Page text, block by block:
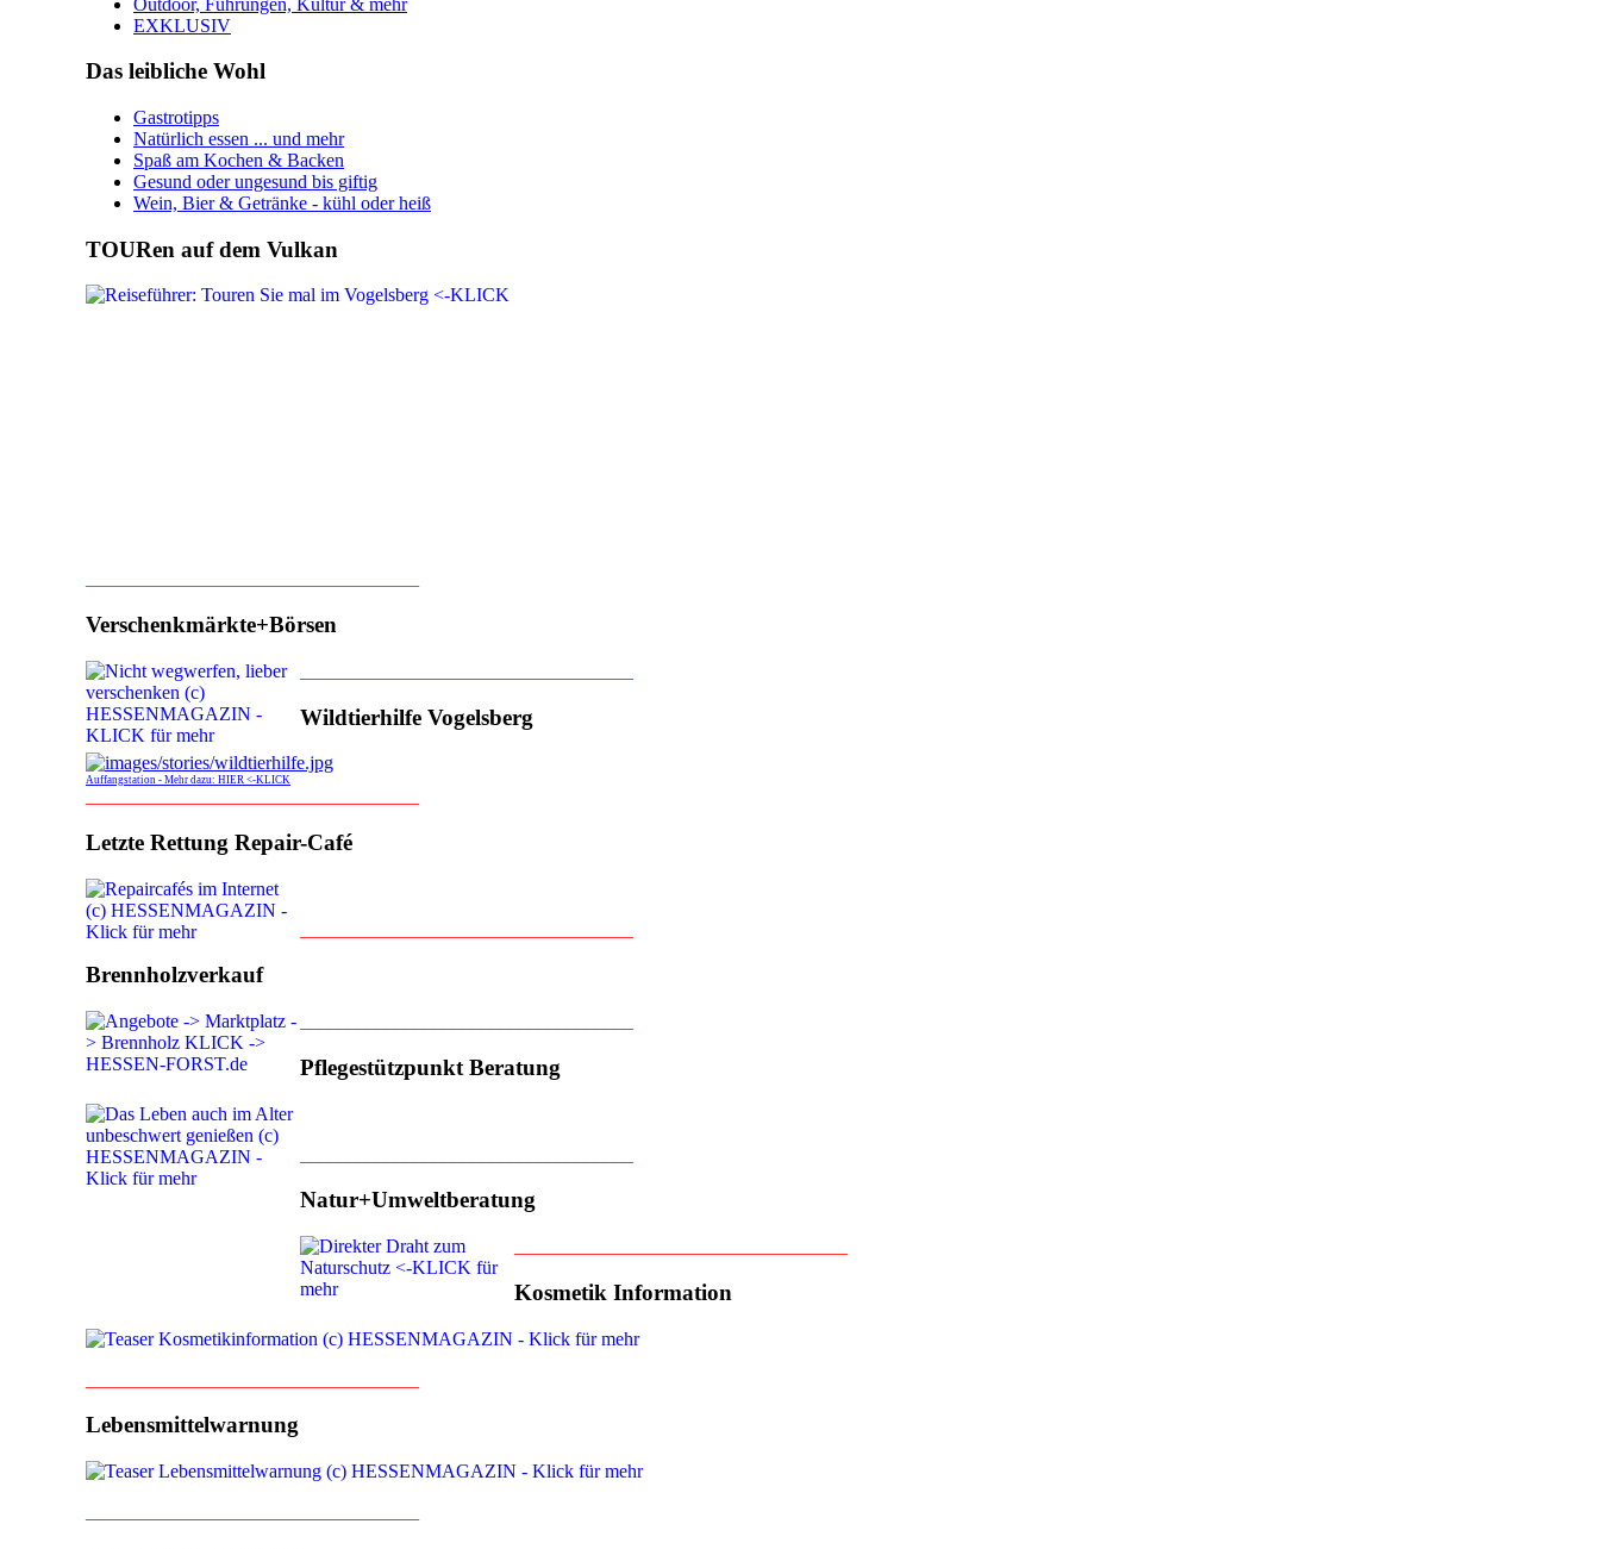
EXKLUSIV
Das leibliche Wohl
Gastrotipps
Natürlich essen ... und mehr
Spaß am Kochen & Backen
Gesund oder ungesund bis giftig
Wein, Bier & Getränke - kühl oder heiß
TOURen auf dem Vulkan
Verschenkmärkte+Börsen
Wildtierhilfe Vogelsberg
Auffangstation - Mehr dazu: HIER <-KLICK
Letzte Rettung Repair-Café
Brennholzverkauf
Pflegestützpunkt Beratung
Natur+Umweltberatung
Kosmetik Information
Lebensmittelwarnung